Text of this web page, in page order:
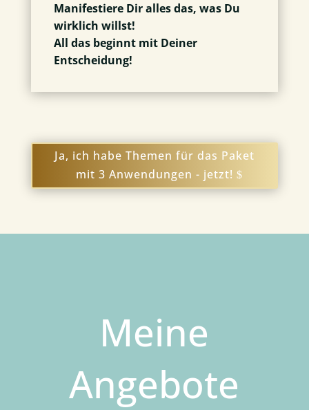
Manifestiere Dir alles das, was Du
wirklich willst!
All das beginnt mit Deiner
Entscheidung!
Ja, ich habe Themen für das Paket
mit 3 Anwendungen - jetzt!
Meine
Angebote